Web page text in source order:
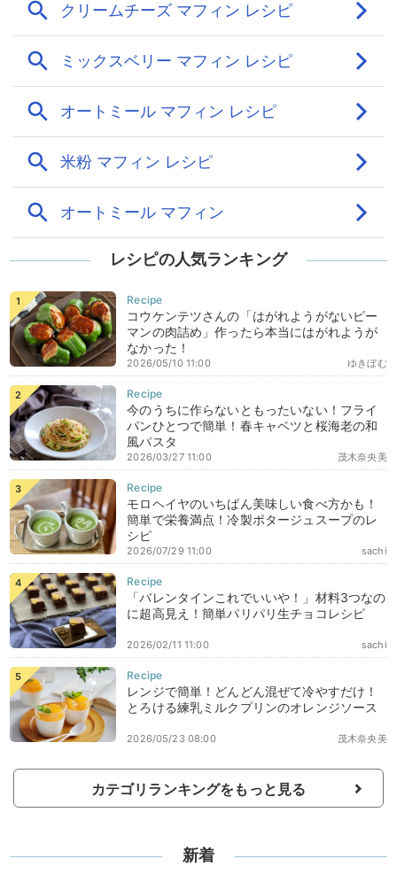
レシピの人気ランキング
コウケンテツさんの「はがれようがないピー
マンの肉詰め」作ったら本当にはがれようが
なかった！
ゆきぼむ
2026/05/10 11:00
今のうちに作らないともったいない！フライ
パンひとつで簡単！春キャベツと桜海老の和
風パスタ
茂木奈央美
2026/03/27 11:00
モロヘイヤのいちばん美味しい食べ方かも！
簡単で栄養満点！冷製ポタージュスープのレ
シピ
sachi
2026/07/29 11:00
「バレンタインこれでいいや！」材料3つなの
に超高見え！簡単パリパリ生チョコレシピ
sachi
2026/02/11 11:00
レンジで簡単！どんどん混ぜて冷やすだけ！
とろける練乳ミルクプリンのオレンジソース
茂木奈央美
2026/05/23 08:00
カテゴリランキングをもっと見る
新着